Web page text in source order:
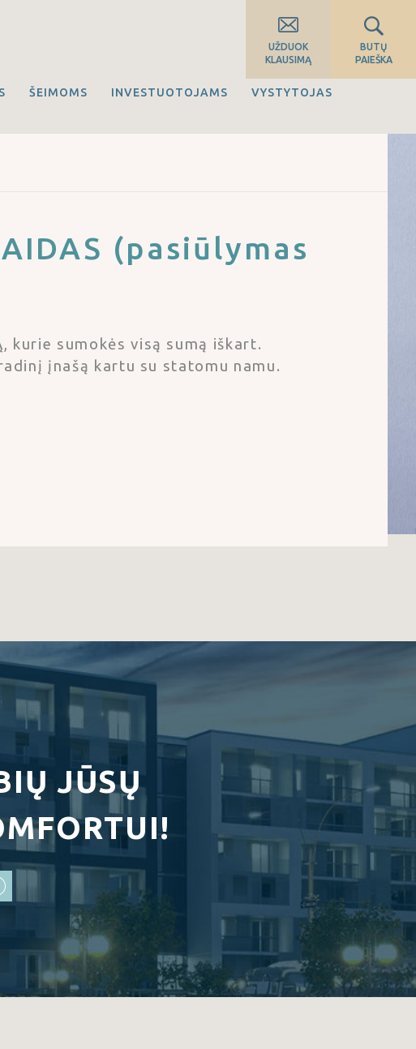
BUTŲ
PAIEŠKA
UŽDUOK
KLAUSIMĄ
ŠEIMOMS INVESTUOTOJAMS VYSTYTOJAS
(pasiūlymas
sumokės visą sumą iškart.
įnašą kartu su statomu namu.
JŪSŲ